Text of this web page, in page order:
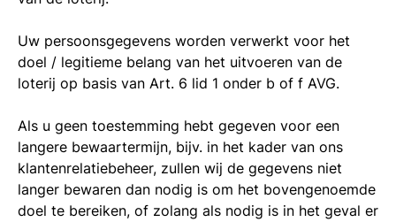
Uw persoonsgegevens worden verwerkt voor het
doel / legitieme belang van het uitvoeren van de
loterij op basis van Art. 6 lid 1 onder b of f AVG.
Als u geen toestemming hebt gegeven voor een
langere bewaartermijn, bijv. in het kader van ons
klantenrelatiebeheer, zullen wij de gegevens niet
langer bewaren dan nodig is om het bovengenoemde
doel te bereiken, of zolang als nodig is in het geval er